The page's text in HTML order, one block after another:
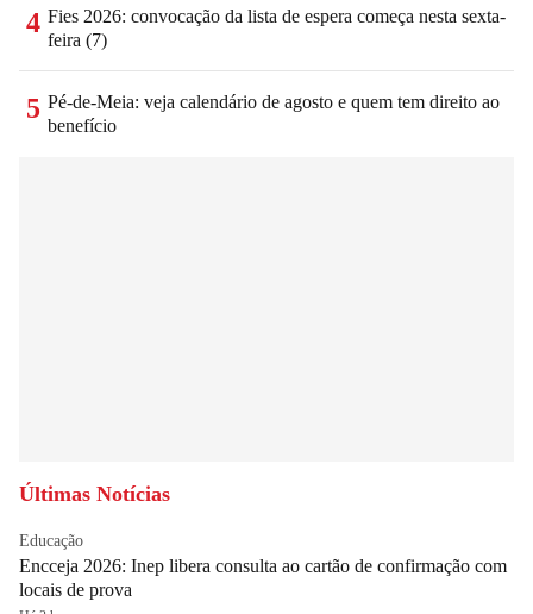
4 Fies 2026: convocação da lista de espera começa nesta sexta-
feira (7)
5 Pé-de-Meia: veja calendário de agosto e quem tem direito ao
benefício
Últimas Notícias
Educação
Encceja 2026: Inep libera consulta ao cartão de confirmação com
locais de prova